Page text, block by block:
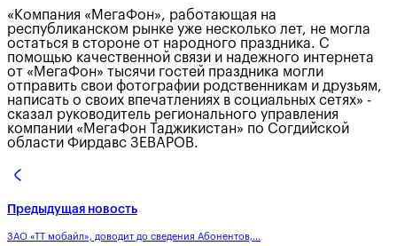
«Компания «МегаФон», работающая на
республиканском рынке уже несколько лет, не могла
остаться в стороне от народного праздника. С
помощью качественной связи и надежного интернета
от «МегаФон» тысячи гостей праздника могли
отправить свои фотографии родственникам и друзьям,
написать о своих впечатлениях в социальных сетях» -
сказал руководитель регионального управления
компании «МегаФон Таджикистан» по Согдийской
области Фирдавс ЗЕВАРОВ.
Предыдущая новость
ЗАО «ТТ мобайл», доводит до сведения Абонентов,...